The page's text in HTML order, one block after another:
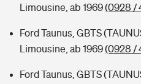
Limousine, ab 1969(0928 /
Ford Taunus, GBTS
Limousine, ab 1969(0928 /
Ford Taunus, GBTS